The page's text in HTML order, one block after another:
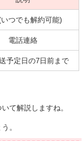
つでも解約可能)
電話連絡
予定日の7日前まで
て解説しますね。
。